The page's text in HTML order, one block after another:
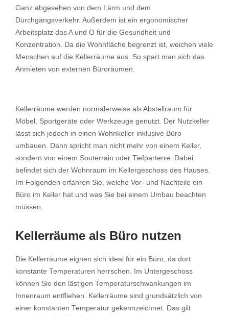
Ganz abgesehen von dem Lärm und dem
Durchgangsverkehr. Außerdem ist ein ergonomischer
Arbeitsplatz das A und O für die Gesundheit und
Konzentration. Da die Wohnfläche begrenzt ist, weichen viele
Menschen auf die Kellerräume aus. So spart man sich das
Anmieten von externen Büroräumen.
Kellerräume werden normalerweise als Abstellraum für
Möbel, Sportgeräte oder Werkzeuge genutzt. Der Nutzkeller
lässt sich jedoch in einen Wohnkeller inklusive Büro
umbauen. Dann spricht man nicht mehr von einem Keller,
sondern von einem Souterrain oder Tiefparterre. Dabei
befindet sich der Wohnraum im Kellergeschoss des Hauses.
Im Folgenden erfahren Sie, welche Vor- und Nachteile ein
Büro im Keller hat und was Sie bei einem Umbau beachten
müssen.
Kellerräume als Büro nutzen
Die Kellerräume eignen sich ideal für ein Büro, da dort
konstante Temperaturen herrschen. Im Untergeschoss
können Sie den lästigen Temperaturschwankungen im
Innenraum entfliehen. Kellerräume sind grundsätzlich von
einer konstanten Temperatur gekennzeichnet. Das gilt